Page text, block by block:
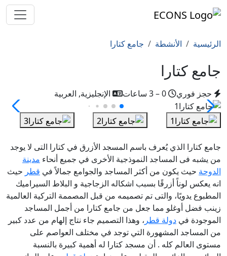
الرئيسية الأنشطة جامع كتارا
جامع كتارا
حجز فوري الإنجليزية, العربية
جامع كتارا الذي يُعرف باسم المسجد الأزرق في كتارا التى لا يوجد
من يشبه فى المساجد النموذجية الأخرى في جميع أنحاء مدينة
الدوحة حيث يكون من أكثر المساجد والجوامع جمالاً في قطر حيث
انه يعكس لوناً أزرقًا بسبب اشكاله الزجاجية و البلاط السيراميك
المطبوع يدويًا، والتى تم تصميمه من قبل المصممة التركية العالمية
زينب فضل أوغلو مما جعل من جامع كتارا من أجمل المساجد
الموجودة في دولة قطر ، وهذا التصميم جاء نتاج إلهام من عدد كبير
من المساجد المشهورة التي توجد في مختلف العواصم على
مستوى العالم كله . أن مسجد كتارا له أهمية كبيرة بالنسبة